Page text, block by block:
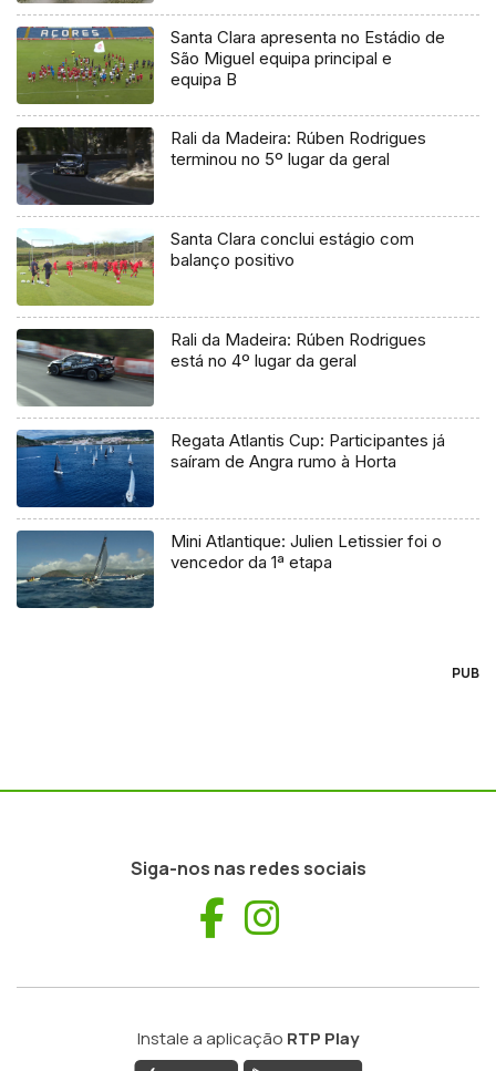
Santa Clara apresenta no Estádio de
São Miguel equipa principal e
equipa B
Rali da Madeira: Rúben Rodrigues
terminou no 5º lugar da geral
Santa Clara conclui estágio com
balanço positivo
Rali da Madeira: Rúben Rodrigues
está no 4º lugar da geral
Regata Atlantis Cup: Participantes já
saíram de Angra rumo à Horta
Mini Atlantique: Julien Letissier foi o
vencedor da 1ª etapa
PUB
Siga-nos nas redes sociais
Facebook
Instale a aplicação RTP Play